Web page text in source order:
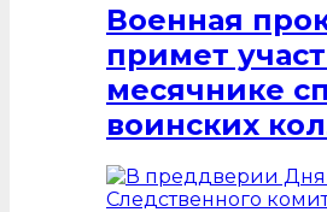
Военная
примет
месячнике
воинских